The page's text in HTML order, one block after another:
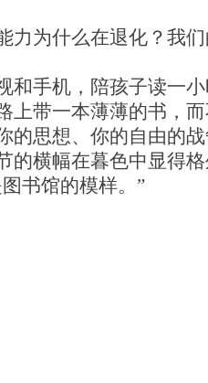
力为什么在退化？我
手机，陪孩子读一
带一本薄薄的书，而
思想、你的自由的战
横幅在暮色中显得格
书馆的模样。”